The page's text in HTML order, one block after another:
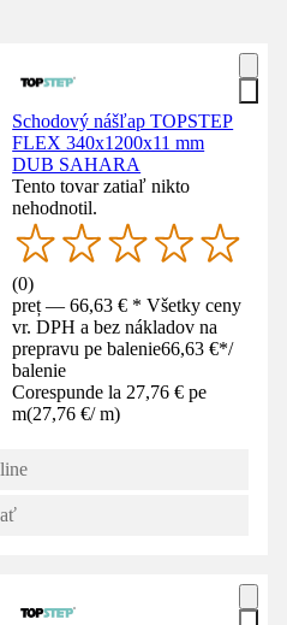
Schodový nášľap TOPSTEP
FLEX 340x1200x11 mm
DUB SAHARA
Tento tovar zatiaľ nikto
nehodnotil.
(0)
preț — 66,63 € * Všetky ceny
vr. DPH a bez nákladov na
prepravu pe balenie66,63 €*/
balenie
Corespunde la 27,76 € pe
m(27,76 €/ m)